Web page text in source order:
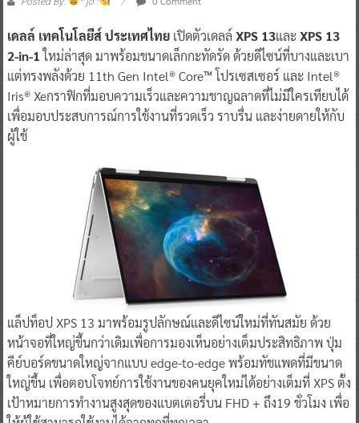
เดลล์ เทคโนโลยีส์ ประเทศไทยเปิดตัวเดลล์ XPS 13และXPS 13
2-in-1ใหม่ล่าสุด มาพร้อมขนาดเล็กกะทัดรัด ด้วยดีไซน์ที่บางและเบา
แต่ทรงพลังด้วย 11th Gen Intel® Core™ โปรเซสเซอร์ และ Intel®
Iris® Xeกราฟิกที่มอบความเร็วและความชาญฉลาดที่ไม่มีใครเทียบได้
เพื่อมอบประสบการณ์การใช้งานที่รวดเร็ว ราบรื่น และง่ายดายให้กับ
ผู้ใช้
แล็ปท็อป XPS 13 มาพร้อมรูปลักษณ์และดีไซน์ใหม่ที่ทันสมัย ด้วย
หน้าจอที่ใหญ่ขึ้นกว่าเดิมเพื่อการมองเห็นอย่างเต็มประสิทธิภาพ ปุ่ม
คีย์บอร์ดขนาดใหญ่จากแบบ edge-to-edge พร้อมทัชแพดที่มีขนาด
ใหญ่ขึ้น เพื่อตอบโจทย์การใช้งานของคนยุคใหม่ได้อย่างเต็มที่ XPS ตั้ง
เป้าหมายการทำงานสูงสุดของแบตเตอรี่บน FHD + ถึง19 ชั่วโมง เพื่อ